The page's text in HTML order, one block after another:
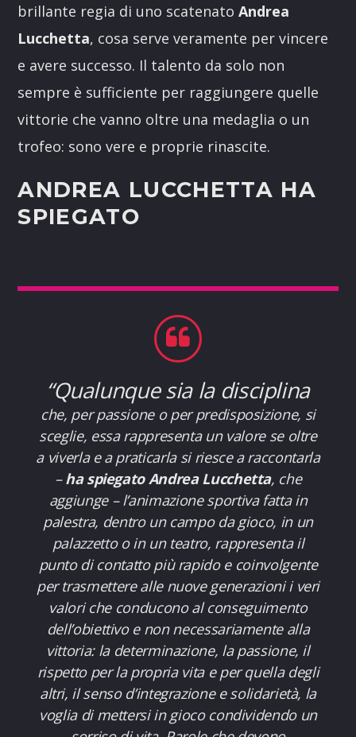
brillante regia di uno scatenatoAndrea
Lucchetta, cosa serve veramente per vincere
e avere successo. Il talento da solo non
sempre è sufficiente per raggiungere quelle
vittorie che vanno oltre una medaglia o un
trofeo: sono vere e proprie rinascite.
ANDREA LUCCHETTA HA
SPIEGATO
“Qualunque sia la disciplina
che, per passione o per predisposizione, si
sceglie, essa rappresenta un valore se oltre
a viverla e a praticarla si riesce a raccontarla
–ha spiegato Andrea Lucchetta, che
aggiunge– l’animazione sportiva fatta in
palestra, dentro un campo da gioco, in un
palazzetto o in un teatro, rappresenta il
punto di contatto più rapido e coinvolgente
per trasmettere alle nuove generazioni i veri
valori che conducono al conseguimento
dell’obiettivo e non necessariamente alla
vittoria: la determinazione, la passione, il
rispetto per la propria vita e per quella degli
altri, il senso d’integrazione e solidarietà, la
voglia di mettersi in gioco condividendo un